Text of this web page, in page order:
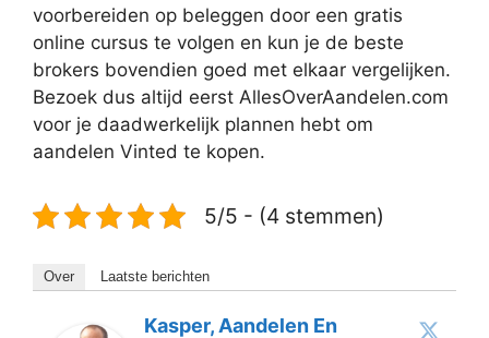
voorbereiden op beleggen door een gratis
online cursus te volgen en kun je de beste
brokers bovendien goed met elkaar vergelijken.
Bezoek dus altijd eerst AllesOverAandelen.com
voor je daadwerkelijk plannen hebt om
aandelen Vinted te kopen.
5/5 - (4 stemmen)
Over Laatste berichten
Kasper, Aandelen En